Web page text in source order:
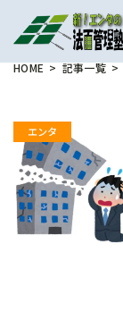
HOME 記事一覧